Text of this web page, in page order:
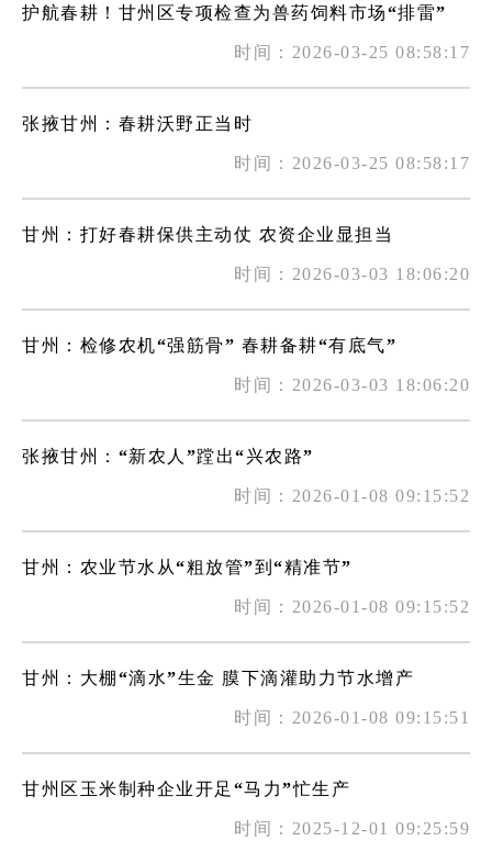
护航春耕！甘州区专项检查为兽药饲料市场“排雷”
时间：2026-03-25 08:58:17
张掖甘州：春耕沃野正当时
时间：2026-03-25 08:58:17
甘州：打好春耕保供主动仗 农资企业显担当
时间：2026-03-03 18:06:20
甘州：检修农机“强筋骨” 春耕备耕“有底气”
时间：2026-03-03 18:06:20
张掖甘州：“新农人”蹚出“兴农路”
时间：2026-01-08 09:15:52
甘州：农业节水从“粗放管”到“精准节”
时间：2026-01-08 09:15:52
甘州：大棚“滴水”生金 膜下滴灌助力节水增产
时间：2026-01-08 09:15:51
甘州区玉米制种企业开足“马力”忙生产
时间：2025-12-01 09:25:59